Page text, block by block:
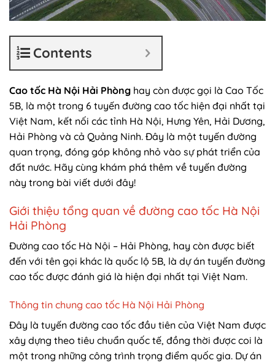
Contents
Cao tốc Hà Nội Hải Phòng hay còn được gọi là Cao Tốc
5B, là một trong 6 tuyến đường cao tốc hiện đại nhất tại
Việt Nam, kết nối các tỉnh Hà Nội, Hưng Yên, Hải Dương,
Hải Phòng và cả Quảng Ninh. Đây là một tuyến đường
quan trọng, đóng góp không nhỏ vào sự phát triển của
đất nước. Hãy cùng khám phá thêm về tuyến đường
này trong bài viết dưới đây!
Giới thiệu tổng quan về đường cao tốc Hà Nội
Hải Phòng
Đường cao tốc Hà Nội – Hải Phòng, hay còn được biết
đến với tên gọi khác là quốc lộ 5B, là dự án tuyến đường
cao tốc được đánh giá là hiện đại nhất tại Việt Nam.
Thông tin chung cao tốc Hà Nội Hải Phòng
Đây là tuyến đường cao tốc đầu tiên của Việt Nam được
xây dựng theo tiêu chuẩn quốc tế, đồng thời được coi là
một trong những công trình trọng điểm quốc gia. Dự án